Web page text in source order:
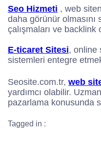
Seo Hizmeti , web
daha görünür
çalışmaları ve
E-ticaret Sitesi, online
sistemleri entegre
Seosite.com.tr, web
yardımcı olabilir.
pazarlama konusunda
Tagged in :